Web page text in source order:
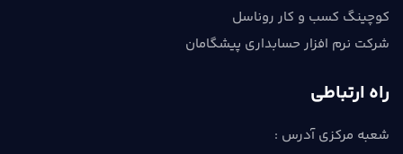
کوچینگ کسب و کار روناسل
شرکت نرم افزار حسابداری پیشگامان
راه ارتباطی
شعبه مرکزی آدرس :